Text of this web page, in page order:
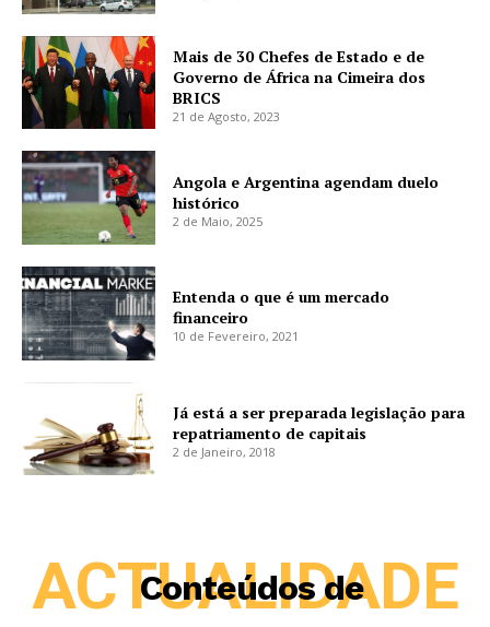
Mais de 30 Chefes de Estado e de
Governo de África na Cimeira dos
BRICS
21 de Agosto, 2023
Angola e Argentina agendam duelo
histórico
2 de Maio, 2025
Entenda o que é um mercado
financeiro
10 de Fevereiro, 2021
Já está a ser preparada legislação para
repatriamento de capitais
2 de Janeiro, 2018
Conteúdos de
ACTUALIDADE